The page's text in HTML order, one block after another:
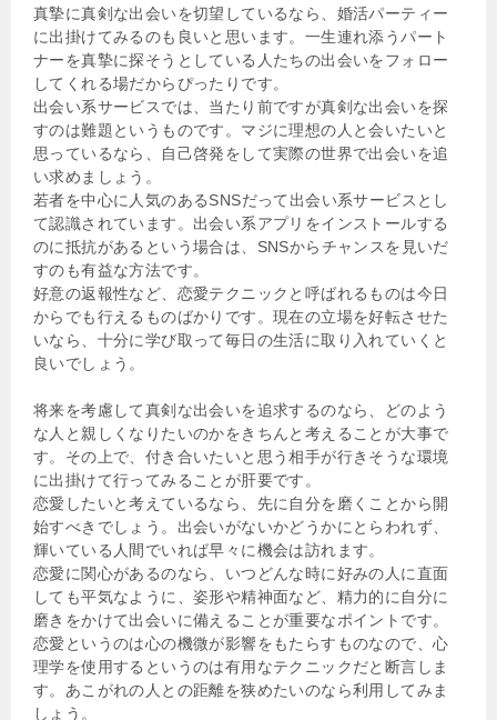
真摯に真剣な出会いを切望しているなら、婚活パーティー
に出掛けてみるのも良いと思います。一生連れ添うパート
ナーを真摯に探そうとしている人たちの出会いをフォロー
してくれる場だからぴったりです。
出会い系サービスでは、当たり前ですが真剣な出会いを探
すのは難題というものです。マジに理想の人と会いたいと
思っているなら、自己啓発をして実際の世界で出会いを追
い求めましょう。
若者を中心に人気のあるSNSだって出会い系サービスとし
て認識されています。出会い系アプリをインストールする
のに抵抗があるという場合は、SNSからチャンスを見いだ
すのも有益な方法です。
好意の返報性など、恋愛テクニックと呼ばれるものは今日
からでも行えるものばかりです。現在の立場を好転させた
いなら、十分に学び取って毎日の生活に取り入れていくと
良いでしょう。
将来を考慮して真剣な出会いを追求するのなら、どのよう
な人と親しくなりたいのかをきちんと考えることが大事で
す。その上で、付き合いたいと思う相手が行きそうな環境
に出掛けて行ってみることが肝要です。
恋愛したいと考えているなら、先に自分を磨くことから開
始すべきでしょう。出会いがないかどうかにとらわれず、
輝いている人間でいれば早々に機会は訪れます。
恋愛に関心があるのなら、いつどんな時に好みの人に直面
しても平気なように、姿形や精神面など、精力的に自分に
磨きをかけて出会いに備えることが重要なポイントです。
恋愛というのは心の機微が影響をもたらすものなので、心
理学を使用するというのは有用なテクニックだと断言しま
す。あこがれの人との距離を狭めたいのなら利用してみま
しょう。